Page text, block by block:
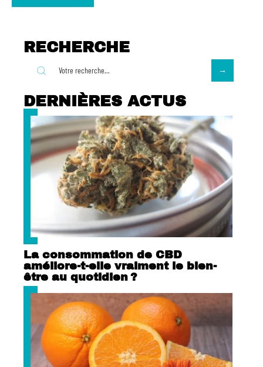
RECHERCHE
DERNIÈRES ACTUS
La consommation de CBD
améliore-t-elle vraiment le bien-
être au quotidien ?